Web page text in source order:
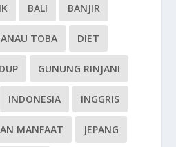
BALI BANJIR
TOBA DIET
GUNUNG RINJANI
INDONESIA INGGRIS
MANFAAT JEPANG